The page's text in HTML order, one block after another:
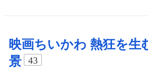
映画ちいかわ 熱狂を生
景
43